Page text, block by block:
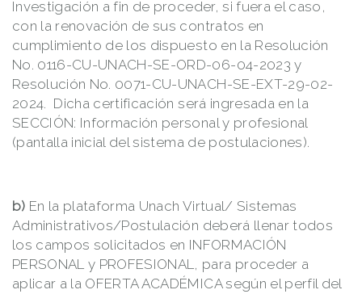
Investigación a fin de proceder, si fuera el caso,
con la renovación de sus contratos en
cumplimiento de los dispuesto en la Resolución
No. 0116-CU-UNACH-SE-ORD-06-04-2023 y
Resolución No. 0071-CU-UNACH-SE-EXT-29-02-
2024. Dicha certificación será ingresada en la
SECCIÓN: Información personal y profesional
(pantalla inicial del sistema de postulaciones).
b) En la plataforma Unach Virtual/ Sistemas
Administrativos/Postulación deberá llenar todos
los campos solicitados en INFORMACIÓN
PERSONAL y PROFESIONAL, para proceder a
aplicar a la OFERTA ACADÉMICA según el perfil del